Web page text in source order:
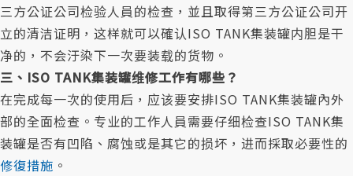
三方公证公司检验人員的检查，並且取得第三方公证公司开
立的清洁证明，这样就可以確认ISO TANK集装罐内胆是干
净的，不会汙染下一次要装载的货物。
三、ISO TANK集装罐维修工作有哪些？
在完成每一次的使用后，应该要安排ISO TANK集装罐內外
部的全面检查。专业的工作人員需要仔细检查ISO TANK集
装罐是否有凹陷、腐蚀或是其它的损坏，进而採取必要性的
修復措施 。